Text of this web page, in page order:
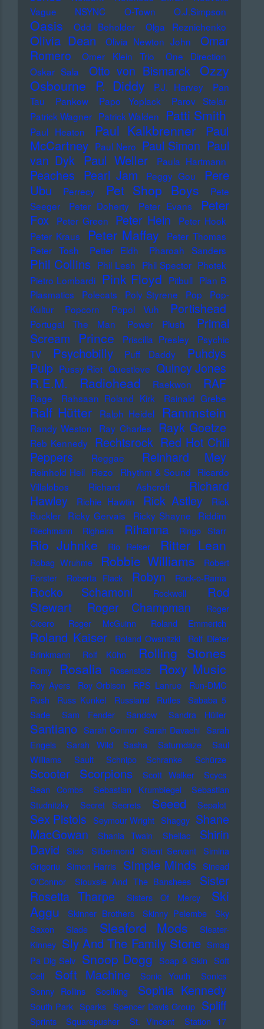
Vague
NSYNC O-Town O.J.Simpson
Oasis Odd Beholder Olga Reznichenko
Olivia Dean Olivia Newton John
Omar
Romero
Omer Klein Trio
One Direction
Oskar Sala
Otto von Bismarck Ozzy
Osbourne
P. Diddy P.J. Harvey
Pan
Tau
Pankow Papo Yoplack
Parov Stelar
Patrick Wagner Patrick Walden Patti Smith
Paul Heaton Paul Kalkbrenner
Paul
McCartney Paul Nero Paul Simon Paul
van Dyk Paul Weller Paula Hartmann
Peaches Pearl Jam Peggy Gou
Pere
Ubu
Perrecy Pet Shop Boys
Pete
Seeger
Peter Doherty Peter Evans
Peter
Fox
Peter Green Peter Hein
Peter Hook
Peter Kraus
Peter Maffay
Peter Thomas
Peter Tosh
Petter Eldh Pharoah Sanders
Phil Collins Phil Lesh Phil Spector Photek
Pietro Lombardi
Pink Floyd Pitbull Plan B
Plasmatics
Polecats Poly Styrene Pop
Pop-
Kultur
Popcorn Popol Vuh Portishead
Portugal The Man Power Plush
Primal
Scream
Prince Priscilla Presley
Psychic
TV
Psychobilly Puff Daddy
Puhdys
Pulp Pussy Riot Questlove Quincy Jones
R.E.M. Radiohead Raekwon RAF
Rage Rahsaan Roland Kirk Rainald Grebe
Ralf Hütter Ralph Heidel Rammstein
Randy Weston Ray Charles Rayk Goetze
Reb Kennedy Rechtsrock Red Hot Chili
Peppers
Reggae Reinhard Mey
Reinhold Heil Rezo Rhythm & Sound Ricardo
Villalobos
Richard Ashcroft
Richard
Hawley
Richie Hawtin Rick Astley
Rick
Buckler
Ricky Gervais Ricky Shayne Riddim
Riechmann Righeira Rihanna Ringo Starr
Rio Juhnke Rio Reiser Ritter Lean
Robag Wruhme Robbie Williams
Robert
Forster
Roberta Flack Robyn Rock-o-Rama
Rocko Schamoni Rockwell
Rod
Stewart
Roger Champman
Roger
Cicero
Roger McGuinn Roland Emmerich
Roland Kaiser Roland Owsnitzki
Rolf Dieter
Brinkmann
Rolf Kühn Rolling Stones
Romy Rosalia Rosenstolz Roxy Music
Roy Ayers Roy Orbison RPS Lanrue
Run-DMC
Rush
Russ Kunkel Russland Rutles
Sababa 5
Sade
Sam Fender Sandow Sandra Hüller
Santiano Sarah Connor Sarah Davachi Sarah
Engels
Sarah Wild Sasha Saturndaze
Saul
Williams
Sault Schnipo Schranke Schürze
Scooter Scorpions Scott Walker
Scycs
Sean Combs
Sebastian Krumbiegel
Sebastian
Studnitzky
Secret Secrets Seeed Sepalot
Sex Pistols Seymour Wright Shaggy Shane
MacGowan
Shania Twain Shellac
Shirin
David
Sido Silbermond Silent Servant Simina
Grigoriu Simon Harris Simple Minds Sinead
O'Connor
Siouxsie And The Banshees
Sister
Rosetta Tharpe
Sisters Of Mercy
Ski
Aggu
Skinner Brothers Skinny Pelembe
Sky
Saxon
Slade Sleaford Mods
Sleater-
Kinney Sly And The Family Stone Smag
Pa Dig Selv Snoop Dogg Soap & Skin Soft
Cell
Soft Machine Sonic Youth
Sonics
Sonny Rollins
Soolking Sophia Kennedy
South Park Sparks Spencer Davis Group Spliff
Sprints Squarepusher St. Vincent
Station 17